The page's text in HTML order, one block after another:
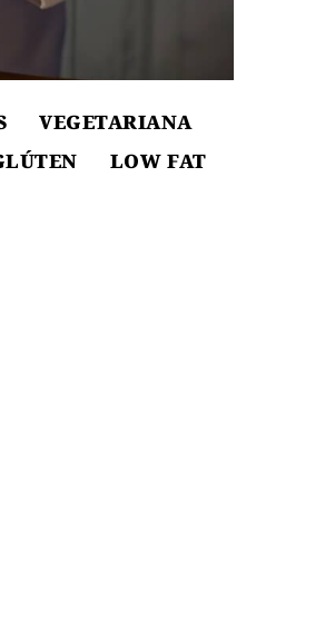
VEGETARIANA
LOW FAT